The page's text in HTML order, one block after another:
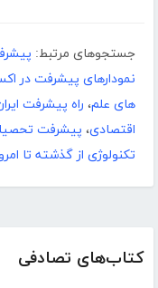
کتاب‌های تصادفی
جستجوهای مرتبط:
نمودارهای پیشرفت در
های علم، راه پیشرفت
اقتصادی، پیشرفت
تکنولوژی از گذشته تا